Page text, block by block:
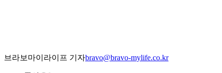
브라보마이라이프 기자bravo@bravo-mylife.co.kr